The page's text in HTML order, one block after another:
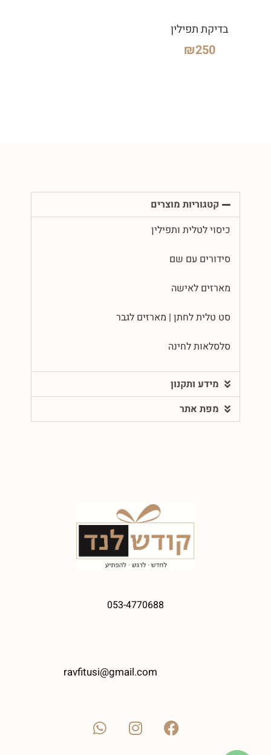
בדיקת תפילין
₪250
קטגוריות מוצרים
כיסוי לטלית ותפילין
סידורים עם שם
מארזים לאישה
סט טלית לחתן | מארזים לגבר
סלסלאות לחינה
מידע ותקנון
מפת אתר
053-4770688